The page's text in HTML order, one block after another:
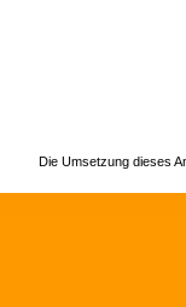
Die Umsetzung dieses